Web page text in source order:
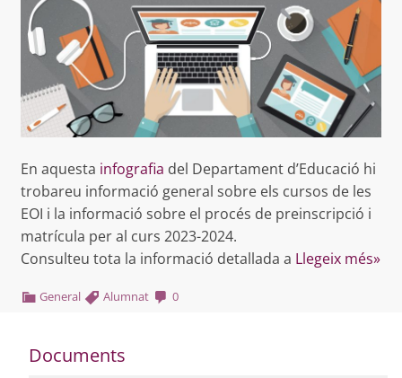
En aquesta infografia del Departament d’Educació hi
trobareu informació general sobre els cursos de les
EOI i la informació sobre el procés de preinscripció i
matrícula per al curs 2023-2024.
Consulteu tota la informació detallada a Llegeix més»
General Alumnat 0
Documents